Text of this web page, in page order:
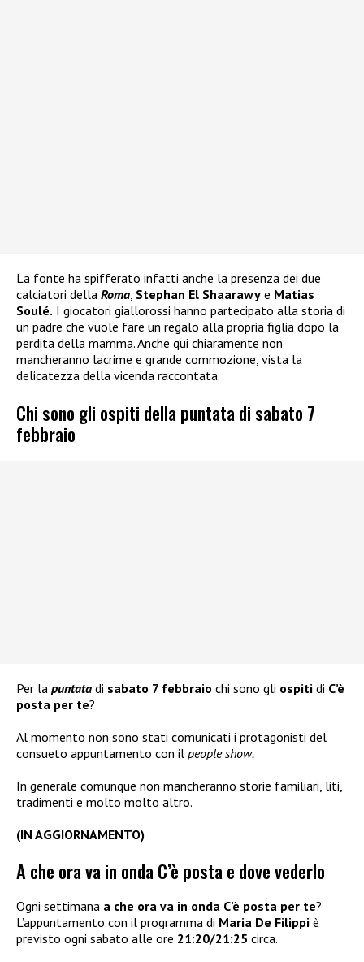
La fonte ha spifferato infatti anche la presenza dei due
calciatori della Roma, Stephan El Shaarawy e Matias
Soulé. I giocatori giallorossi hanno partecipato alla storia di
un padre che vuole fare un regalo alla propria figlia dopo la
perdita della mamma. Anche qui chiaramente non
mancheranno lacrime e grande commozione, vista la
delicatezza della vicenda raccontata.
Chi sono gli ospiti della puntata di sabato 7
febbraio
Per la puntata di sabato 7 febbraio chi sono gli ospiti di C’è
posta per te?
Al momento non sono stati comunicati i protagonisti del
consueto appuntamento con il people show.
In generale comunque non mancheranno storie familiari, liti,
tradimenti e molto molto altro.
(IN AGGIORNAMENTO)
A che ora va in onda C’è posta e dove vederlo
Ogni settimana a che ora va in onda C’è posta per te?
L’appuntamento con il programma di Maria De Filippi è
previsto ogni sabato alle ore 21:20/21:25 circa.